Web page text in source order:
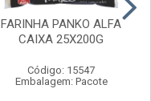
FARINHA PANKO ALFA
CAIXA 25X200G
Código: 15547
Embalagem: Pacote